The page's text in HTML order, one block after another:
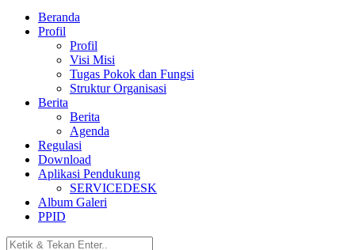
Beranda
Profil
Profil
Visi Misi
Tugas Pokok dan Fungsi
Struktur Organisasi
Berita
Berita
Agenda
Regulasi
Download
Aplikasi Pendukung
SERVICEDESK
Album Galeri
PPID